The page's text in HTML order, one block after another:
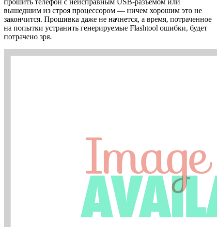
вышедшим из строя процессором — ничем хорошим это не
закончится. Прошивка даже не начнется, а время, потраченное
на попытки устранить генерируемые Flashtool ошибки, будет
потрачено зря.